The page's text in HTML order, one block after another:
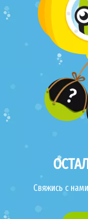
Свяжись с